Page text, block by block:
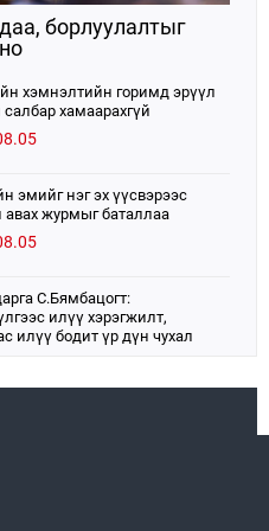
борлуулалтыг
хэмнэлтийн горимд эрүүл
хамаарахгүй
эмийг нэг эх үүсвэрээс
авах журмыг баталлаа
С.Бямбацогт:
илүү хэрэгжилт,
илүү бодит үр дүн чухал
7 дугаар сард 1,439.2 кг үнэт